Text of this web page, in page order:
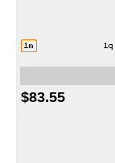
$83.55